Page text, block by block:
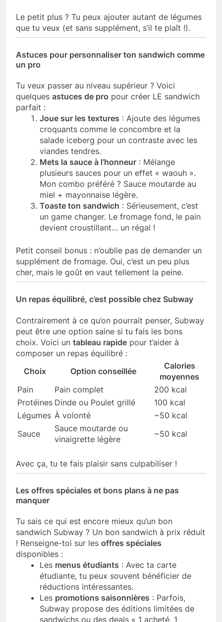
Le petit plus ? Tu peux ajouter autant de légumes
que tu veux (et sans supplément, s’il te plaît !).
Astuces pour personnaliser ton sandwich comme
un pro
Tu veux passer au niveau supérieur ? Voici
quelques astuces de pro pour créer LE sandwich
parfait :
Joue sur les textures : Ajoute des légumes
croquants comme le concombre et la
salade iceberg pour un contraste avec les
viandes tendres.
Mets la sauce à l’honneur : Mélange
plusieurs sauces pour un effet « waouh ».
Mon combo préféré ? Sauce moutarde au
miel + mayonnaise légère.
Toaste ton sandwich : Sérieusement, c’est
un game changer. Le fromage fond, le pain
devient croustillant… un régal !
Petit conseil bonus : n’oublie pas de demander un
supplément de fromage. Oui, c’est un peu plus
cher, mais le goût en vaut tellement la peine.
Un repas équilibré, c’est possible chez Subway
Contrairement à ce qu’on pourrait penser, Subway
peut être une option saine si tu fais les bons
choix. Voici un tableau rapide pour t’aider à
composer un repas équilibré :
Choix
Option conseillée
Calories
moyennes
Pain
Pain complet
200 kcal
Protéines Dinde ou Poulet grillé
100 kcal
Légumes À volonté
~50 kcal
Sauce
Sauce moutarde ou
vinaigrette légère
~50 kcal
Avec ça, tu te fais plaisir sans culpabiliser !
Les offres spéciales et bons plans à ne pas
manquer
Tu sais ce qui est encore mieux qu’un bon
sandwich Subway ? Un bon sandwich à prix réduit
! Renseigne-toi sur les offres spéciales
disponibles :
Les menus étudiants : Avec ta carte
étudiante, tu peux souvent bénéficier de
réductions intéressantes.
Les promotions saisonnières : Parfois,
Subway propose des éditions limitées de
sandwichs ou des deals « 1 acheté, 1